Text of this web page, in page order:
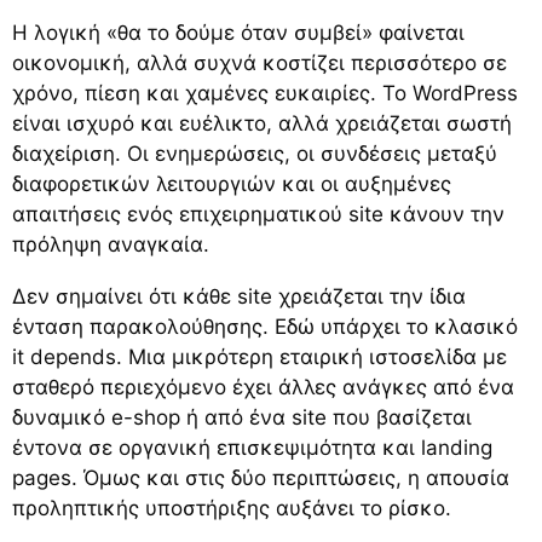
Η λογική «θα το δούμε όταν συμβεί» φαίνεται
οικονομική, αλλά συχνά κοστίζει περισσότερο σε
χρόνο, πίεση και χαμένες ευκαιρίες. Το WordPress
είναι ισχυρό και ευέλικτο, αλλά χρειάζεται σωστή
διαχείριση. Οι ενημερώσεις, οι συνδέσεις μεταξύ
διαφορετικών λειτουργιών και οι αυξημένες
απαιτήσεις ενός επιχειρηματικού site κάνουν την
πρόληψη αναγκαία.
Δεν σημαίνει ότι κάθε site χρειάζεται την ίδια
ένταση παρακολούθησης. Εδώ υπάρχει το κλασικό
it depends. Μια μικρότερη εταιρική ιστοσελίδα με
σταθερό περιεχόμενο έχει άλλες ανάγκες από ένα
δυναμικό e-shop ή από ένα site που βασίζεται
έντονα σε οργανική επισκεψιμότητα και landing
pages. Όμως και στις δύο περιπτώσεις, η απουσία
προληπτικής υποστήριξης αυξάνει το ρίσκο.